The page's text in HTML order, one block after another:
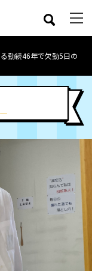
勤続46年で欠勤5日の